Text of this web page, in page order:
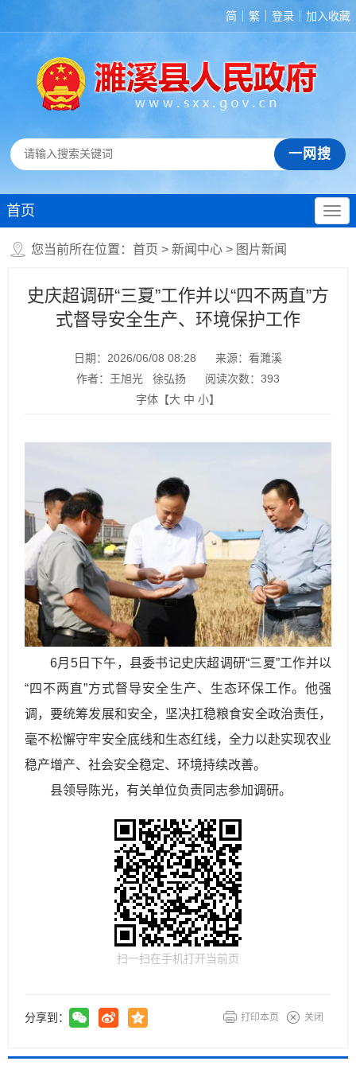
简 繁 登录 加入收藏
首页
您当前所在位置： 首页 > 新闻中心 > 图片新闻
史庆超调研“三夏”工作并以“四不两直”方
式督导安全生产、环境保护工作
日期：2026/06/08 08:28
来源：看濉溪
作者：王旭光 徐弘扬
阅读次数： 393
字体【大 中 小】
6月5日下午，县委书记史庆超调研“三夏”工作并以
“四不两直”方式督导安全生产、生态环保工作。他强
调，要统筹发展和安全，坚决扛稳粮食安全政治责任，
毫不松懈守牢安全底线和生态红线，全力以赴实现农业
稳产增产、社会安全稳定、环境持续改善。
县领导陈光，有关单位负责同志参加调研。
扫一扫在手机打开当前页
分享到： 打印本页 关闭